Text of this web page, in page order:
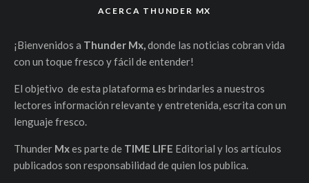
ACERCA THUNDER MX
¡Bienvenidos a Thunder Mx,donde las noticias cobran vida
con un toque fresco y fácil de entender!
El objetivo de esta plataforma es brindarles a nuestros
lectores información relevante y entretenida, escrita con un
lenguaje fresco.
Thunder Mxes parte de TIME LIFE Editorial y los artículos
publicados son responsabilidad de quien los publica.